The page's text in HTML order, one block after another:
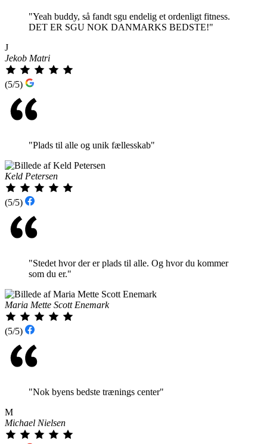
"Yeah buddy, så fandt sgu endelig et ordenligt fitness.
DET ER SGU NOK DANMARKS BEDSTE!"
J
Jekob Matri
(5/5)
"Plads til alle og unik fællesskab"
Keld Petersen
(5/5)
"Stedet hvor der er plads til alle. Og hvor du kommer
som du er."
Maria Mette Scott Enemark
(5/5)
"Nok byens bedste trænings center"
M
Michael Nielsen